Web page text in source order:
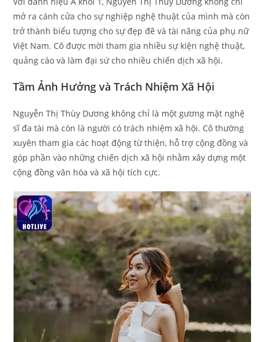
mở ra cánh cửa cho sự nghiệp nghệ thuật của mình mà còn
trở thành biểu tượng cho sự đẹp đẽ và tài năng của phụ nữ
Việt Nam. Cô được mời tham gia nhiều sự kiện nghệ thuật,
quảng cáo và làm đại sứ cho nhiều chiến dịch xã hội.
Tầm Ảnh Hưởng và Trách Nhiệm Xã Hội
Nguyễn Thị Thùy Dương không chỉ là một gương mặt nghệ
sĩ đa tài mà còn là người có trách nhiệm xã hội. Cô thường
xuyên tham gia các hoạt động từ thiện, hỗ trợ cộng đồng và
góp phần vào những chiến dịch xã hội nhằm xây dựng một
cộng đồng văn hóa và xã hội tích cực.